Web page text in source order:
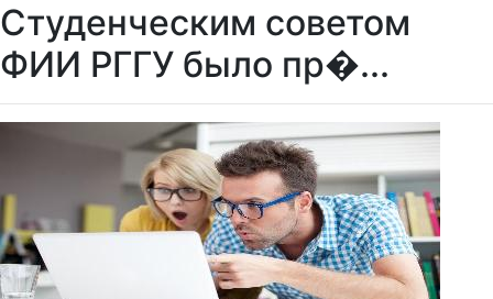
Студенческим советом
ФИИ РГГУ было пр�...